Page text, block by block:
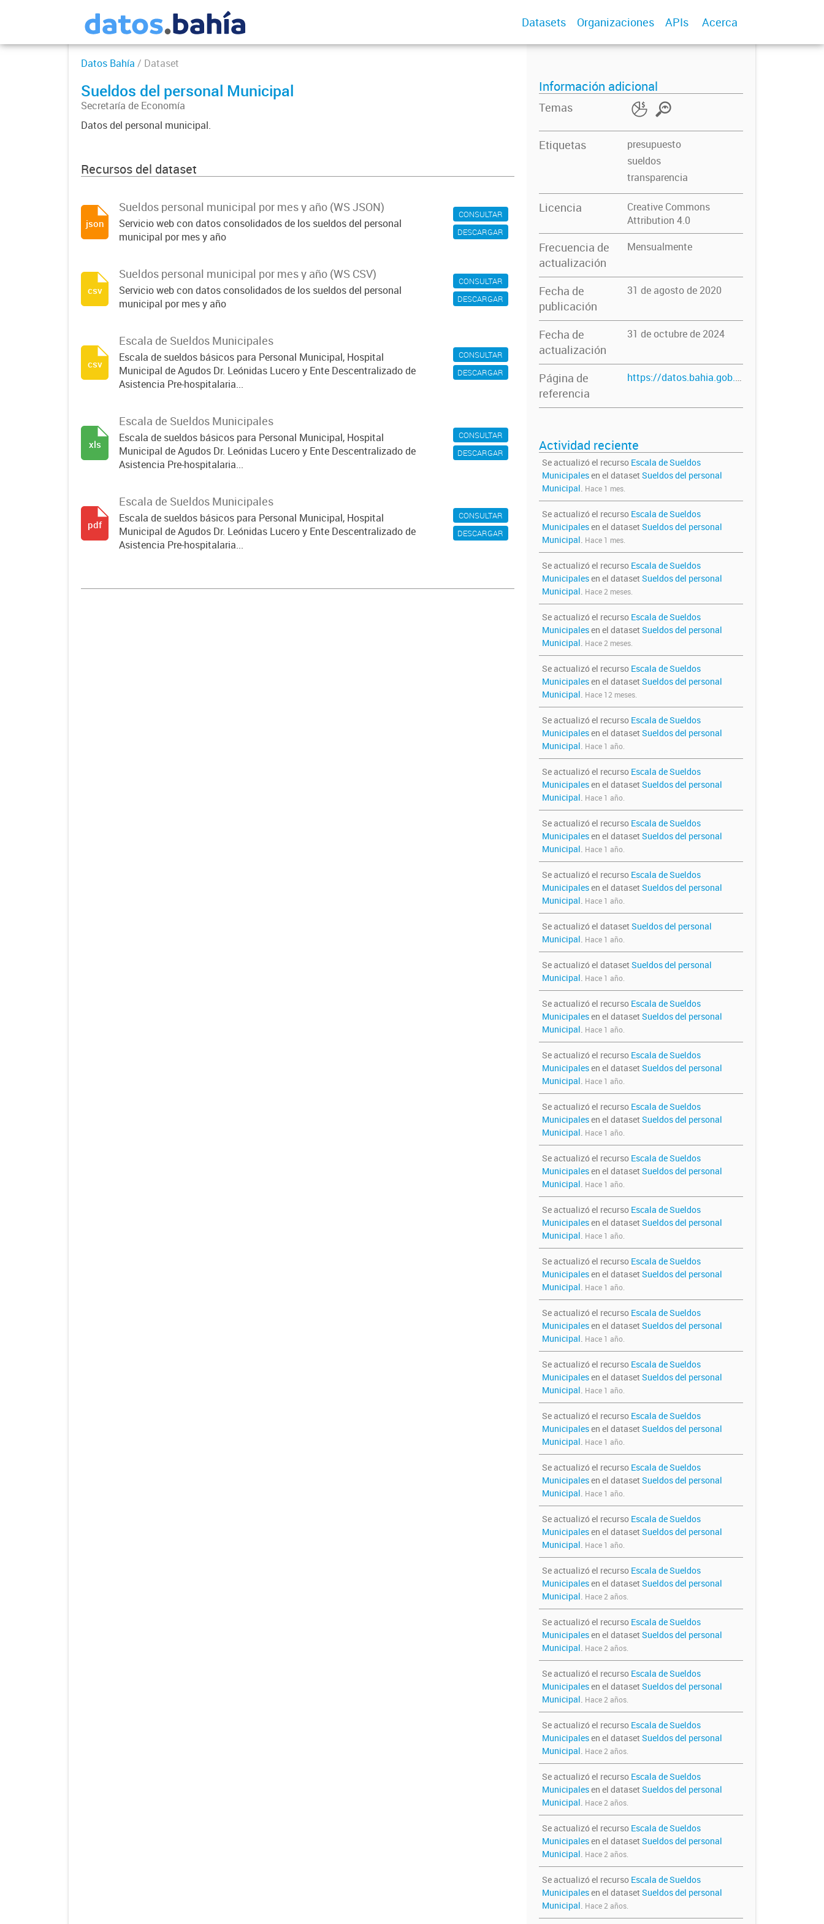
Datasets Organizaciones APIs Acerca
Datos Bahía / Dataset
Sueldos del personal Municipal
Secretaría de Economía
Datos del personal municipal.
Recursos del dataset
CONSULTAR
DESCARGAR
Sueldos personal municipal por mes y año (WS JSON)
Servicio web con datos consolidados de los sueldos del personal
municipal por mes y año
json
CONSULTAR
DESCARGAR
Sueldos personal municipal por mes y año (WS CSV)
Servicio web con datos consolidados de los sueldos del personal
municipal por mes y año
csv
CONSULTAR
DESCARGAR
Escala de Sueldos Municipales
Escala de sueldos básicos para Personal Municipal, Hospital
Municipal de Agudos Dr. Leónidas Lucero y Ente Descentralizado de
Asistencia Pre-hospitalaria...
csv
CONSULTAR
DESCARGAR
Escala de Sueldos Municipales
Escala de sueldos básicos para Personal Municipal, Hospital
Municipal de Agudos Dr. Leónidas Lucero y Ente Descentralizado de
Asistencia Pre-hospitalaria...
xls
CONSULTAR
DESCARGAR
Escala de Sueldos Municipales
Escala de sueldos básicos para Personal Municipal, Hospital
Municipal de Agudos Dr. Leónidas Lucero y Ente Descentralizado de
Asistencia Pre-hospitalaria...
pdf
Información adicional
Temas
Etiquetas
presupuesto
sueldos
transparencia
Licencia
Creative Commons
Attribution 4.0
Frecuencia de
actualización
Mensualmente
Fecha de
publicación
31 de agosto de 2020
Fecha de
actualización
31 de octubre de 2024
Página de
referencia
https://datos.bahia.gob.ar/dataset/sueldos-personal
Actividad reciente
Se actualizó el recurso Escala de Sueldos
Municipalesen el dataset Sueldos del personal
Municipal. Hace 1 mes.
Se actualizó el recurso Escala de Sueldos
Municipalesen el dataset Sueldos del personal
Municipal. Hace 1 mes.
Se actualizó el recurso Escala de Sueldos
Municipalesen el dataset Sueldos del personal
Municipal. Hace 2 meses.
Se actualizó el recurso Escala de Sueldos
Municipalesen el dataset Sueldos del personal
Municipal. Hace 2 meses.
Se actualizó el recurso Escala de Sueldos
Municipalesen el dataset Sueldos del personal
Municipal. Hace 12 meses.
Se actualizó el recurso Escala de Sueldos
Municipalesen el dataset Sueldos del personal
Municipal. Hace 1 año.
Se actualizó el recurso Escala de Sueldos
Municipalesen el dataset Sueldos del personal
Municipal. Hace 1 año.
Se actualizó el recurso Escala de Sueldos
Municipalesen el dataset Sueldos del personal
Municipal. Hace 1 año.
Se actualizó el recurso Escala de Sueldos
Municipalesen el dataset Sueldos del personal
Municipal. Hace 1 año.
Se actualizó el dataset Sueldos del personal
Municipal. Hace 1 año.
Se actualizó el dataset Sueldos del personal
Municipal. Hace 1 año.
Se actualizó el recurso Escala de Sueldos
Municipalesen el dataset Sueldos del personal
Municipal. Hace 1 año.
Se actualizó el recurso Escala de Sueldos
Municipalesen el dataset Sueldos del personal
Municipal. Hace 1 año.
Se actualizó el recurso Escala de Sueldos
Municipalesen el dataset Sueldos del personal
Municipal. Hace 1 año.
Se actualizó el recurso Escala de Sueldos
Municipalesen el dataset Sueldos del personal
Municipal. Hace 1 año.
Se actualizó el recurso Escala de Sueldos
Municipalesen el dataset Sueldos del personal
Municipal. Hace 1 año.
Se actualizó el recurso Escala de Sueldos
Municipalesen el dataset Sueldos del personal
Municipal. Hace 1 año.
Se actualizó el recurso Escala de Sueldos
Municipalesen el dataset Sueldos del personal
Municipal. Hace 1 año.
Se actualizó el recurso Escala de Sueldos
Municipalesen el dataset Sueldos del personal
Municipal. Hace 1 año.
Se actualizó el recurso Escala de Sueldos
Municipalesen el dataset Sueldos del personal
Municipal. Hace 1 año.
Se actualizó el recurso Escala de Sueldos
Municipalesen el dataset Sueldos del personal
Municipal. Hace 1 año.
Se actualizó el recurso Escala de Sueldos
Municipalesen el dataset Sueldos del personal
Municipal. Hace 1 año.
Se actualizó el recurso Escala de Sueldos
Municipalesen el dataset Sueldos del personal
Municipal. Hace 2 años.
Se actualizó el recurso Escala de Sueldos
Municipalesen el dataset Sueldos del personal
Municipal. Hace 2 años.
Se actualizó el recurso Escala de Sueldos
Municipalesen el dataset Sueldos del personal
Municipal. Hace 2 años.
Se actualizó el recurso Escala de Sueldos
Municipalesen el dataset Sueldos del personal
Municipal. Hace 2 años.
Se actualizó el recurso Escala de Sueldos
Municipalesen el dataset Sueldos del personal
Municipal. Hace 2 años.
Se actualizó el recurso Escala de Sueldos
Municipalesen el dataset Sueldos del personal
Municipal. Hace 2 años.
Se actualizó el recurso Escala de Sueldos
Municipalesen el dataset Sueldos del personal
Municipal. Hace 2 años.